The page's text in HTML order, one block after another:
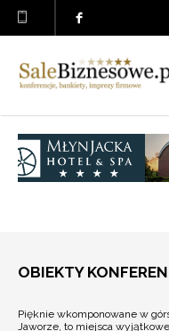
OBIEKTY
Pięknie wkomponowane w
Jaworze, to miejsca